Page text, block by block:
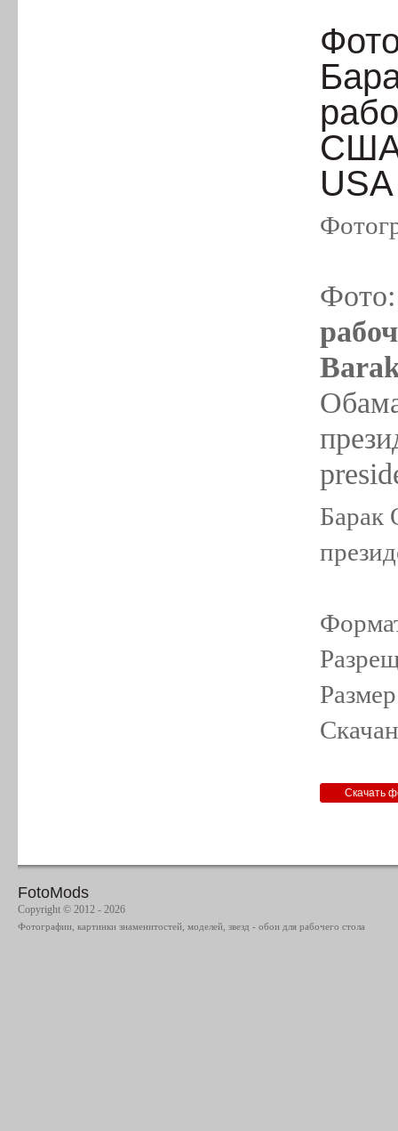
USA
Барак
FotoMods
Copyright © 2012 - 2026
Фотографии, картинки знаменитостей, моделей, звезд - обои для рабочего стола